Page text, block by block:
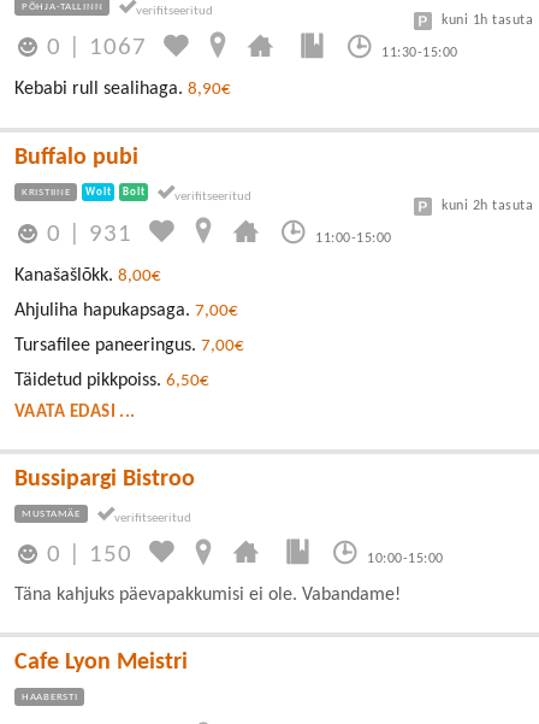
PÕHJA-TALLINN
0 1067 11:30-15:00
kuni 1h tasuta
Kebabi rull sealihaga. 8,90€
Buffalo pubi
KRISTIINE Wolt Bolt
0 931 11:00-15:00
kuni 2h tasuta
Kanašašlõkk. 8,00€
Ahjuliha hapukapsaga. 7,00€
Tursafilee paneeringus. 7,00€
Täidetud pikkpoiss. 6,50€
VAATA EDASI ...
Bussipargi Bistroo
MUSTAMÄE
0 150 10:00-15:00
Täna kahjuks päevapakkumisi ei ole. Vabandame!
Cafe Lyon Meistri
HAABERSTI